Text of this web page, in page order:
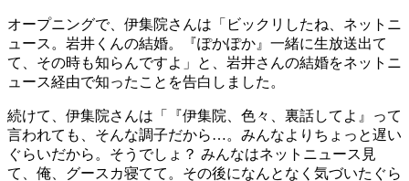
オープニングで、伊集院さんは「ビックリしたね、ネットニ
ュース。岩井くんの結婚。『ぽかぽか』一緒に生放送出て
て、その時も知らんですよ」と、岩井さんの結婚をネットニ
ュース経由で知ったことを告白しました。
続けて、伊集院さんは「『伊集院、色々、裏話してよ』って
言われても、そんな調子だから…。みんなよりちょっと遅い
ぐらいだから。そうでしょ？ みんなはネットニュース見
て、俺、グースカ寝てて。その後になんとなく気づいたぐら